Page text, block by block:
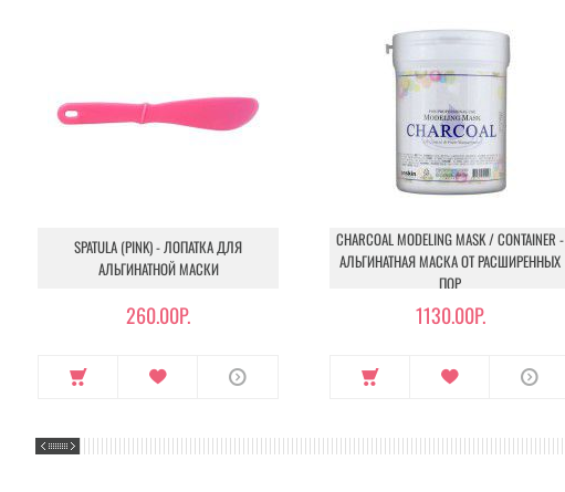
SPATULA (PINK) - ЛОПАТКА ДЛЯ
АЛЬГИНАТНОЙ МАСКИ
260.00Р.
CHARCOAL MODELING MASK / CONTAINER -
АЛЬГИНАТНАЯ МАСКА ОТ РАСШИРЕННЫХ
ПОР
1130.00Р.